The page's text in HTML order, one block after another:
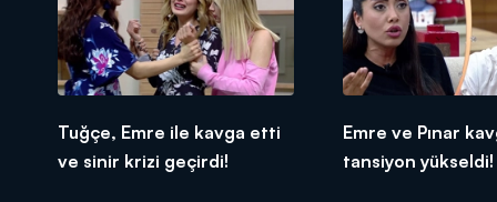
Tuğçe, Emre ile kavga etti
ve sinir krizi geçirdi!
Emre ve Pınar
tansiyon yükseldi!